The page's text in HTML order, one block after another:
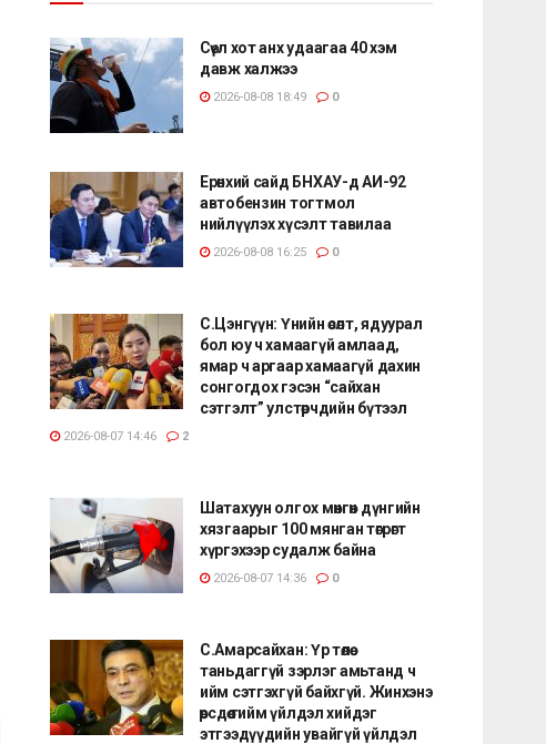
Сөүл хот анх удаагаа 40 хэм
давж халжээ
2026-08-08 18:49 0
Ерөнхий сайд БНХАУ-д АИ-92
автобензин тогтмол
нийлүүлэх хүсэлт тавилаа
2026-08-08 16:25 0
С.Цэнгүүн: Үнийн өсөлт, ядуурал
бол юу ч хамаагүй амлаад,
ямар ч аргаар хамаагүй дахин
сонгогдох гэсэн “сайхан
сэтгэлт” улстөрчдийн бүтээл
2026-08-07 14:46 2
Шатахуун олгох мөнгөн дүнгийн
хязгаарыг 100 мянган төгрөгт
хүргэхээр судалж байна
2026-08-07 14:36 0
С.Амарсайхан: Үр төлөө
таньдаггүй зэрлэг амьтанд ч
ийм сэтгэхгүй байхгүй. Жинхэнэ
өөрсдөө тийм үйлдэл хийдэг
этгээдүүдийн увайгүй үйлдэл